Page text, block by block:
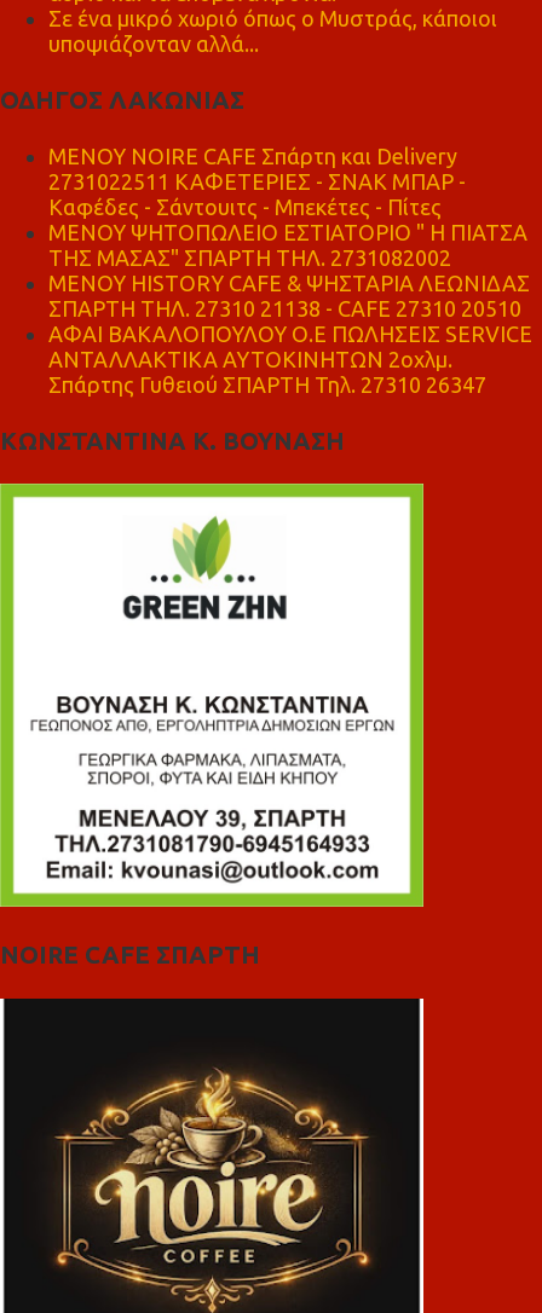
Σε ένα μικρό χωριό όπως ο Μυστράς, κάποιοι
υποψιάζονταν αλλά...
ΟΔΗΓΟΣ ΛΑΚΩΝΙΑΣ
MENOY NOIRE CAFE Σπάρτη και Delivery
2731022511 ΚΑΦΕΤΕΡΙΕΣ - ΣΝΑΚ ΜΠΑΡ -
Καφέδες - Σάντουιτς - Μπεκέτες - Πίτες
ΜΕΝΟΥ ΨΗΤΟΠΩΛΕΙΟ ΕΣΤΙΑΤΟΡΙΟ " Η ΠΙΑΤΣΑ
ΤΗΣ ΜΑΣΑΣ" ΣΠΑΡΤΗ ΤΗΛ. 2731082002
ΜΕΝΟΥ HISTORY CAFE & ΨΗΣΤΑΡΙΑ ΛΕΩΝΙΔΑΣ
ΣΠΑΡΤΗ ΤΗΛ. 27310 21138 - CAFE 27310 20510
ΑΦΑΙ ΒΑΚΑΛΟΠΟΥΛΟΥ Ο.Ε ΠΩΛΗΣΕΙΣ SERVICE
ΑΝΤΑΛΛΑΚΤΙΚΑ ΑΥΤΟΚΙΝΗΤΩΝ 2οχλμ.
Σπάρτης Γυθειού ΣΠΑΡΤΗ Τηλ. 27310 26347
ΚΩΝΣΤΑΝΤΙΝΑ Κ. ΒΟΥΝΑΣΗ
NOIRE CAFE ΣΠΑΡΤΗ